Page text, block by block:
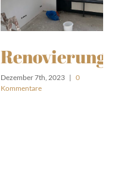
Renovierung
Dezember 7th, 2023 | 0
Kommentare